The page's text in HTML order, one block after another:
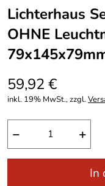
Lichterhaus
OHNE
59,92 €
inkl. 19% MwSt., zzgl.
− +
In